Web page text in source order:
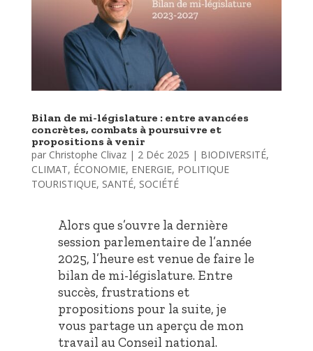
Bilan de mi-législature : entre avancées
concrètes, combats à poursuivre et
propositions à venir
par Christophe Clivaz| 2 Déc 2025 | BIODIVERSITÉ,
CLIMAT, ÉCONOMIE, ENERGIE, POLITIQUE
TOURISTIQUE, SANTÉ, SOCIÉTÉ
Alors que s’ouvre la dernière
session parlementaire de l’année
2025, l’heure est venue de faire le
bilan de mi-législature. Entre
succès, frustrations et
propositions pour la suite, je
vous partage un aperçu de mon
travail au Conseil national.